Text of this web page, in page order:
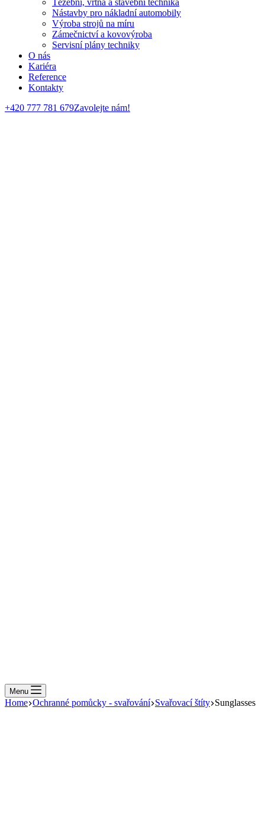
Těžební, vrtná a stavební technika
Nástavby pro nákladní automobily
Výroba strojů na míru
Zámečnictví a kovovýroba
Servisní plány techniky
O nás
Kariéra
Reference
Kontakty
+420 777 781 679Zavolejte nám!
Menu
Home Ochranné pomůcky - svařování Svařovací štíty Sunglasses